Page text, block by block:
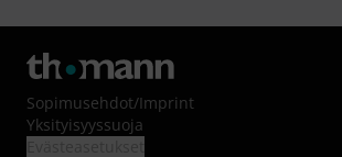
Sopimusehdot/Imprint
Yksityisyyssuoja